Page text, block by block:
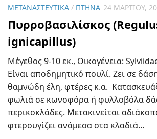
ΜΕΤΑΝΑΣΤΕΥΤΙΚΆ / ΠΤΗΝΆ 24 ΜΑΡΤΊΟΥ,
Πυρροβασιλίσκος
ignicapillus)
Μέγεθος 9-10 εκ., Οικογένεια:
Είναι αποδημητικό πουλί. Ζει σε
θαμνώδη έλη, φτέρες κ.α.
φωλιά σε κωνοφόρα ή φυλλοβόλα
περικοκλάδες. Μετακινείται
φτερουγίζει ανάμεσα στα κλαδιά...